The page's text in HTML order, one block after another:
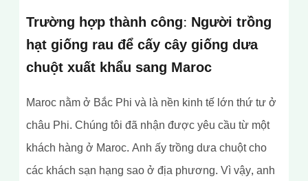
Trường hợp thành công: Người trồng
hạt giống rau để cấy cây giống dưa
chuột xuất khẩu sang Maroc
Maroc nằm ở Bắc Phi và là nền kinh tế lớn thứ tư ở
châu Phi. Chúng tôi đã nhận được yêu cầu từ một
khách hàng ở Maroc. Anh ấy trồng dưa chuột cho
các khách sạn hạng sao ở địa phương. Vì vậy, anh